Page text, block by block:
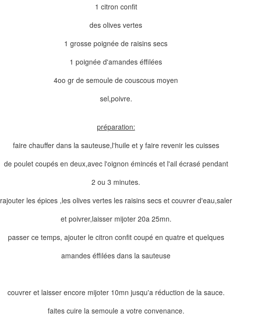
1 citron confit
des olives vertes
1 grosse poignée de raisins secs
1 poignée d'amandes éffilées
4oo gr de semoule de couscous moyen
sel,poivre.
préparation:
faire chauffer dans la sauteuse,l'huile et y faire revenir les cuisses
de poulet coupés en deux,avec l'oignon émincés et l'ail écrasé pendant
2 ou 3 minutes.
rajouter les épices ,les olives vertes les raisins secs et couvrer d'eau,saler
et poivrer,laisser mijoter 20a 25mn.
passer ce temps, ajouter le citron confit coupé en quatre et quelques
amandes éffilées dans la sauteuse
couvrer et laisser encore mijoter 10mn jusqu'a réduction de la sauce.
faites cuire la semoule a votre convenance.